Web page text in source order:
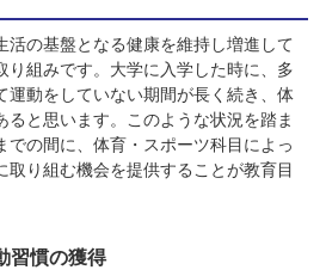
活の基盤となる健康を維持し増進して
り組みです。大学に入学した時に、多
運動をしていない期間が長く続き、体
ると思います。このような状況を踏ま
での間に、体育・スポーツ科目によっ
取り組む機会を提供することが教育目
習慣の獲得